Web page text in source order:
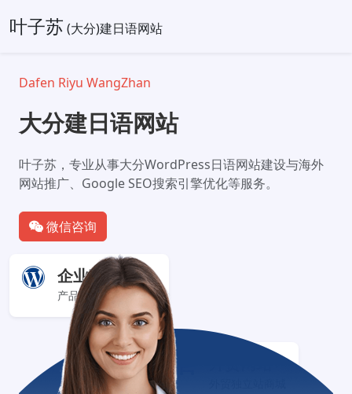
叶子苏 (大分)建日语网站
Dafen Riyu WangZhan
大分建日语网站
叶子苏，专业从事大分WordPress日语网站建设与海外
网站推广、Google SEO搜索引擎优化等服务。
微信咨询
企业官网+
产品服务展示型网站